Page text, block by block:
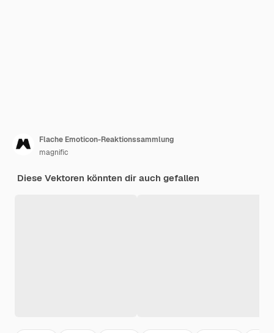
Flache Emoticon-Reaktionssammlung
magnific
Diese Vektoren könnten dir auch gefallen